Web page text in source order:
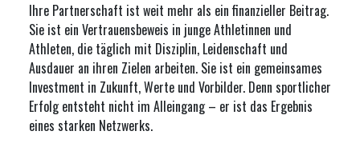
Ihre Partnerschaft ist weit mehr als ein finanzieller Beitrag.
Sie ist ein Vertrauensbeweis in junge Athletinnen und
Athleten, die täglich mit Disziplin, Leidenschaft und
Ausdauer an ihren Zielen arbeiten. Sie ist ein gemeinsames
Investment in Zukunft, Werte und Vorbilder. Denn sportlicher
Erfolg entsteht nicht im Alleingang – er ist das Ergebnis
eines starken Netzwerks.